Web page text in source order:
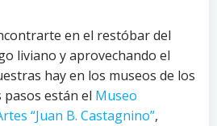
en el restóbar del
liviano y aprovechando el
hay en los museos de los
pasos están el Museo
“Juan B. Castagnino”,